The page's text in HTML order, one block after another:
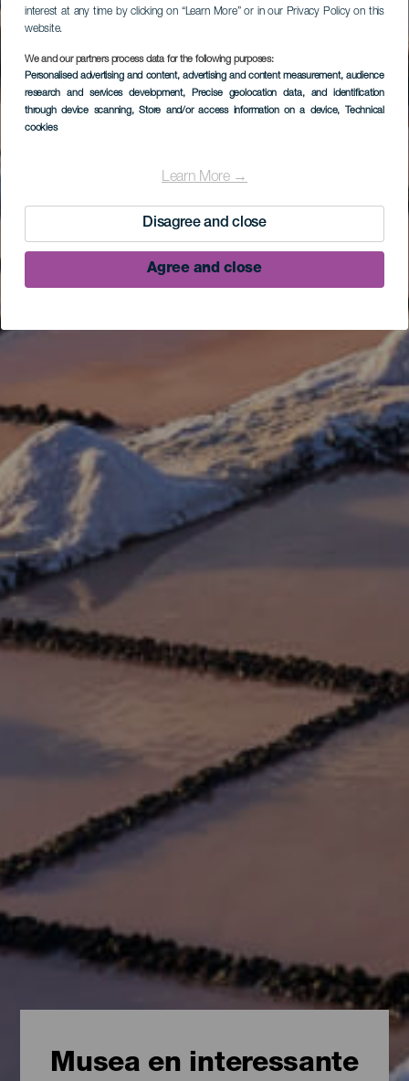
interest at any time by clicking on “Learn More” or in our Privacy Policy on this
website.
We and our partners process data for the following purposes:
Personalised advertising and content, advertising and content measurement, audience
research and services development, Precise geolocation data, and identification
through device scanning, Store and/or access information on a device, Technical
cookies
Learn More →
Disagree and close
Agree and close
Musea en interessante